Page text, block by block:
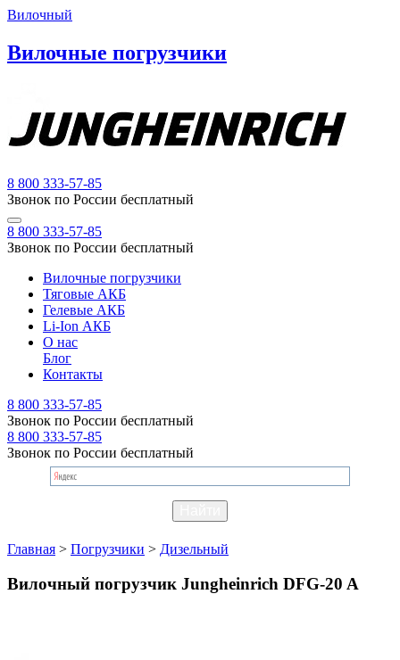
Вилочный
Вилочные погрузчики
8 800 333-57-85
Звонок по России бесплатный
8 800 333-57-85
Звонок по России бесплатный
Вилочные погрузчики
Тяговые АКБ
Гелевые АКБ
Li-Ion АКБ
О нас
Блог
Контакты
8 800 333-57-85
Звонок по России бесплатный
8 800 333-57-85
Звонок по России бесплатный
Главная > Погрузчики > Дизельный
Вилочный погрузчик Jungheinrich DFG-20 A